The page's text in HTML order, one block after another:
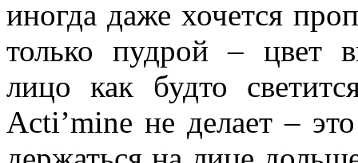
иногда даже хочется
только пудрой – цвет
лицо как будто
Acti’mine не делает –